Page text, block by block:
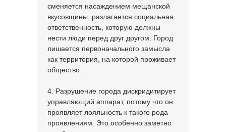
сменяется насаждением мещанской
вкусовщины, разлагается социальная
ответственность, которую должны
нести люди перед друг другом. Город
лишается первоначального замысла
как территория, на которой проживает
общество.
4. Разрушение города дискридитирует
управляющий аппарат, потому что он
проявляет лояльность к такого рода
проявлениям. Это особенно заметно